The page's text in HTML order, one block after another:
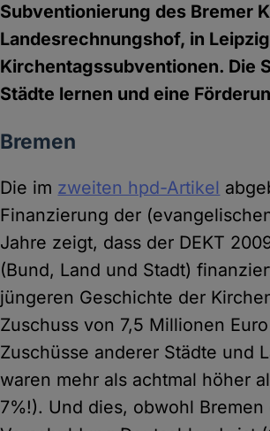
Subventionierung des Bremer
Landesrechnungshof, in
Kirchentagssubventionen. Die
Städte lernen und eine
Bremen
Die im zweiten hpd-Artikel
Finanzierung der
Jahre zeigt, dass der DEKT
(Bund, Land und Stadt)
jüngeren Geschichte der
Zuschuss von 7,5 Millionen
Zuschüsse anderer Städte und
waren mehr als achtmal höher
7%!). Und dies, obwohl